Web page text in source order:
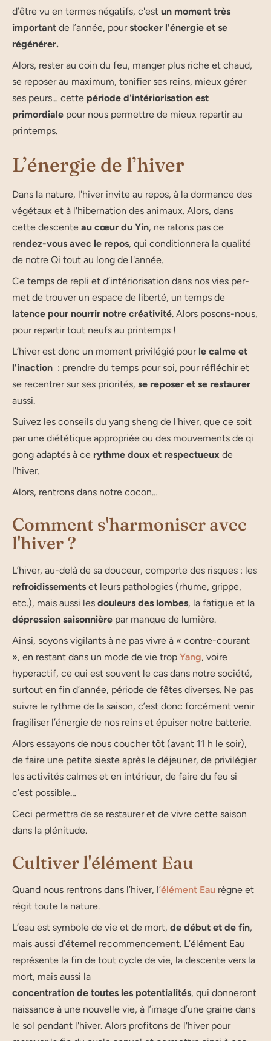
d’être vu en termes négatifs, c'est un moment très
impor­tant de l’an­née, pourstocker l'énergie et se
régénérer.
Alors, rester au coin du feu, manger plus riche et chaud,
se reposer au maximum, tonifier ses reins, mieux gérer
ses peurs… cette période d'intériorisation est
primordiale pour nous permettre de mieux repartir au
printemps.
L’énergie de l’hiver
Dans la nature, l'hiver invite au repos, à la dormance des
végétaux et à l'hibernation des animaux. Alors, dans
cette descente au cœur du Yin, ne ratons pas ce
rendez-vous avec le repos, qui conditionnera la qualité
de notre Qi tout au long de l'année.
Ce temps de repli et d’in­té­rio­ri­sa­tion dans nos vies per­
met de trou­ver un espace de liber­té, un temps de
latence pour nour­rir notre créa­ti­vi­té. Alors posons-nous,
pour repar­tir tout neufs au printemps !
L’hiver est donc un moment privilégié pourle calme et
l'inaction : prendre du temps pour soi, pour réflé­chir et
se recen­trer sur ses prio­ri­tés, se repo­ser et se res­tau­rer
aus­si.
Suivez les conseils du yang sheng de l'hiver, que ce soit
par une diététique appropriée ou des mouvements de qi
gong adaptés à ce rythme doux et respectueux de
l'hiver.
Alors, ren­trons dans notre cocon…
Comment s'harmoniser avec
l'hiver ?
L’hi­ver, au-delà de sa dou­ceur, com­porte des risques : les
refroi­dis­se­ments et leurs patho­lo­gies (rhume, grippe,
etc.), mais aus­si les dou­leurs des lombes, la fatigue et la
dépres­sion sai­son­nière par manque de lumière.
Ain­si, soyons vigi­lants à ne pas vivre à « contre-courant
», en res­tant dans un mode de vie trop Yang, voire
hyperactif, ce qui est sou­vent le cas dans notre société,
sur­tout en fin d’an­née, période de fêtes diverses. Ne pas
suivre le rythme de la sai­son, c’est donc for­cé­ment venir
fra­gi­li­ser l’éner­gie de nos reins et épui­ser notre bat­te­rie.
Alors essayons de nous cou­cher tôt (avant 11 h le soir),
de faire une petite sieste après le déjeuner, de pri­vi­lé­gier
les acti­vi­tés calmes et en intérieur, de faire du feu si
c’est pos­sible…
Ceci per­met­tra de se res­tau­rer et de vivre cette sai­son
dans la plénitude.
Cultiver l'élément Eau
Quand nous ren­trons dans l’hiver, l’élément Eau règne et
régit toute la nature.
L’eau est sym­bole de vie et de mort, de début et de fin,
mais aus­si d’é­ter­nel recom­men­ce­ment. L’élé­ment Eau
repré­sente la fin de tout cycle de vie, la des­cente vers la
mort, mais aus­si la
concen­tra­tion de toutes les poten­tia­li­tés, qui don­ne­ront
nais­sance à une nou­velle vie, à l’i­mage d’une graine dans
le sol pendant l'hiver. Alors profitons de l'hiver pour